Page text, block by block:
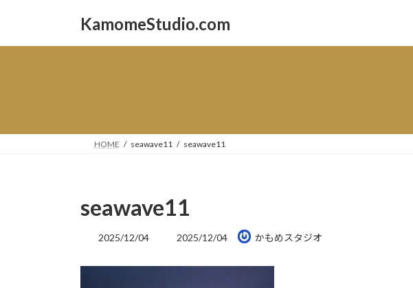
KamomeStudio.com
HOME seawave11 seawave11
seawave11
2025/12/04
最
2025/12/04 かもめスタジオ